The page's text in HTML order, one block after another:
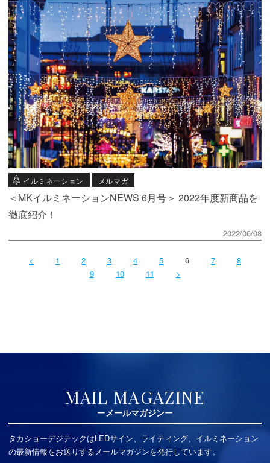
イルミネーション メルマガ
＜MKイルミネーションNEWS 6月号＞ 2022年度新商品を
徹底紹介！
2022/06/08
< 1 2 3 4 5 6 7
8
9
10 11 >
MAIL MAGAZINE
メールマガジン
タカショーデジテックはLEDサイン、ライティング、イルミネーション
の最新情報をお送りするメールマガジンを発行しています。